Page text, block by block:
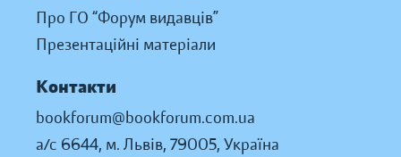
Про ГО “Форум видавців”
Презентаційні матеріали
Контакти
bookforum@bookforum.com.ua
а/с 6644, м. Львів, 79005, Україна